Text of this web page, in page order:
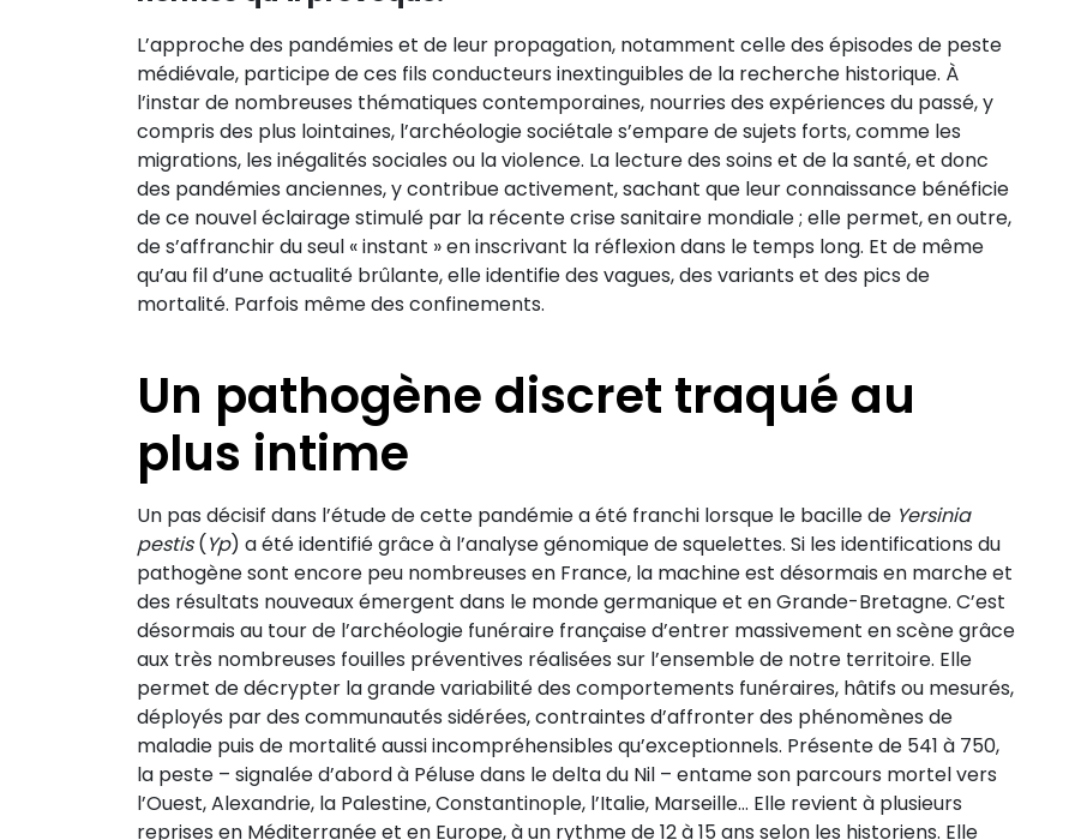
L’approche des pandémies et de leur propagation, notamment celle des épisodes de peste
médiévale, participe de ces fils conducteurs inextinguibles de la recherche historique. À
l’instar de nombreuses thématiques contemporaines, nourries des expériences du passé, y
compris des plus lointaines, l’archéologie sociétale s’empare de sujets forts, comme les
migrations, les inégalités sociales ou la violence. La lecture des soins et de la santé, et donc
des pandémies anciennes, y contribue activement, sachant que leur connaissance bénéficie
de ce nouvel éclairage stimulé par la récente crise sanitaire mondiale ; elle permet, en outre,
de s’affranchir du seul « instant » en inscrivant la réflexion dans le temps long. Et de même
qu’au fil d’une actualité brûlante, elle identifie des vagues, des variants et des pics de
mortalité. Parfois même des confinements.
Un pathogène discret traqué au
plus intime
Un pas décisif dans l’étude de cette pandémie a été franchi lorsque le bacille de Yersinia
pestis(Yp) a été identifié grâce à l’analyse génomique de squelettes. Si les identifications du
pathogène sont encore peu nombreuses en France, la machine est désormais en marche et
des résultats nouveaux émergent dans le monde germanique et en Grande-Bretagne. C’est
désormais au tour de l’archéologie funéraire française d’entrer massivement en scène grâce
aux très nombreuses fouilles préventives réalisées sur l’ensemble de notre territoire. Elle
permet de décrypter la grande variabilité des comportements funéraires, hâtifs ou mesurés,
déployés par des communautés sidérées, contraintes d’affronter des phénomènes de
maladie puis de mortalité aussi incompréhensibles qu’exceptionnels. Présente de 541 à 750,
la peste – signalée d’abord à Péluse dans le delta du Nil – entame son parcours mortel vers
l’Ouest, Alexandrie, la Palestine, Constantinople, l’Italie, Marseille… Elle revient à plusieurs
reprises en Méditerranée et en Europe, à un rythme de 12 à 15 ans selon les historiens. Elle